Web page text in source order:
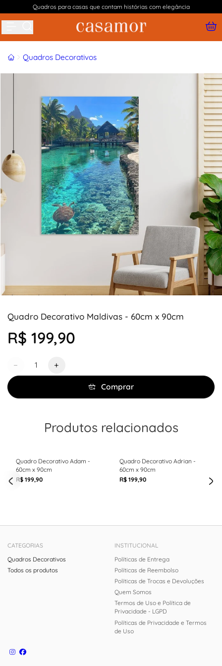
Quadros para casas que contam histórias com elegância
InícioQuadros Decorativos
Quadro Decorativo Maldivas - 60cm x 90cm
R$ 199,90
− +
Comprar
Produtos relacionados
Quadro Decorativo Adam -
60cm x 90cm
R$ 199,90
Quadro Decorativo Adrian -
60cm x 90cm
R$ 199,90
CATEGORIAS
Quadros Decorativos
Todos os produtos
INSTITUCIONAL
Políticas de Entrega
Políticas de Reembolso
Políticas de Trocas e Devoluções
Quem Somos
Termos de Uso e Política de
Privacidade - LGPD
Políticas de Privacidade e Termos
de Uso